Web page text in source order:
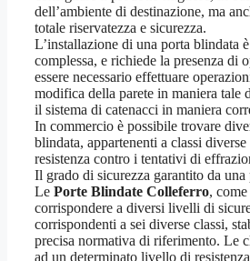
dell’ambiente di destinazione, ma
totale riservatezza e sicurezza.
L’installazione di una porta blindata
complessa, e richiede la presenza di
essere necessario effettuare
modifica della parete in maniera tale
il sistema di catenacci in maniera
In commercio è possibile trovare
blindata, appartenenti a classi
resistenza contro i tentativi di
Il grado di sicurezza garantito da una
Le Porte Blindate Colleferro,
corrispondere a diversi livelli di
corrispondenti a sei diverse classi,
precisa normativa di riferimento. Le
ad un determinato livello di